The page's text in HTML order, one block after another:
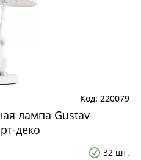
220079
лампа Gustav
деко
32 шт.